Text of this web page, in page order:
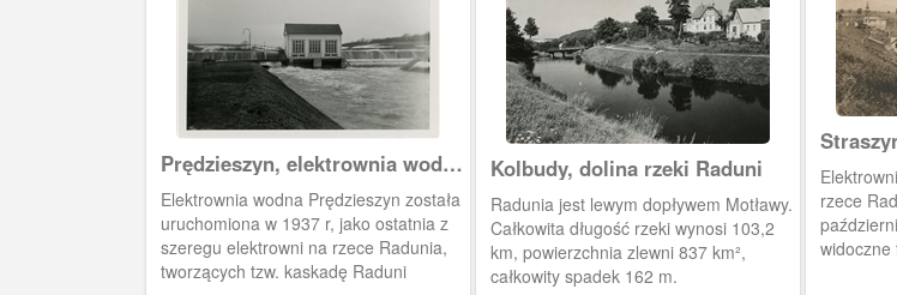
Prędzieszyn, elektrownia wodna
na Raduni
Elektrownia wodna Prędzieszyn została
uruchomiona w 1937 r, jako ostatnia z
szeregu elektrowni na rzece Radunia,
tworzących tzw. kaskadę Raduni
Kolbudy, dolina rzeki Raduni
Radunia jest lewym dopływem Motławy.
Całkowita długość rzeki wynosi 103,2
km, powierzchnia zlewni 837 km²,
całkowity spadek 162 m.
rzece
widoczne